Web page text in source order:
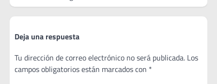
Deja una respuesta
Tu dirección de correo electrónico no será publicada. Los
campos obligatorios están marcados con *